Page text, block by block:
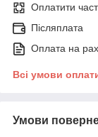
Оплатити
Післяплата
Оплата на
Всі умови
Умови